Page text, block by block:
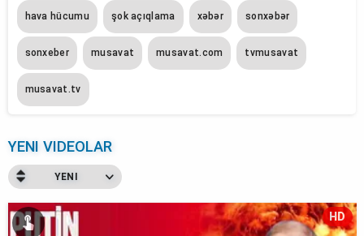
hava hücumu şok açıqlama xəbər sonxəbər
sonxeber musavat musavat.com tvmusavat
musavat.tv
YENI VIDEOLAR
YENI
HD